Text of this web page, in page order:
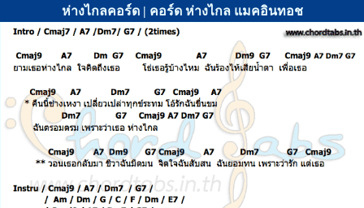
ห่างไกลคอร์ด | คอร์ด ห่างไกล แมคอินทอช